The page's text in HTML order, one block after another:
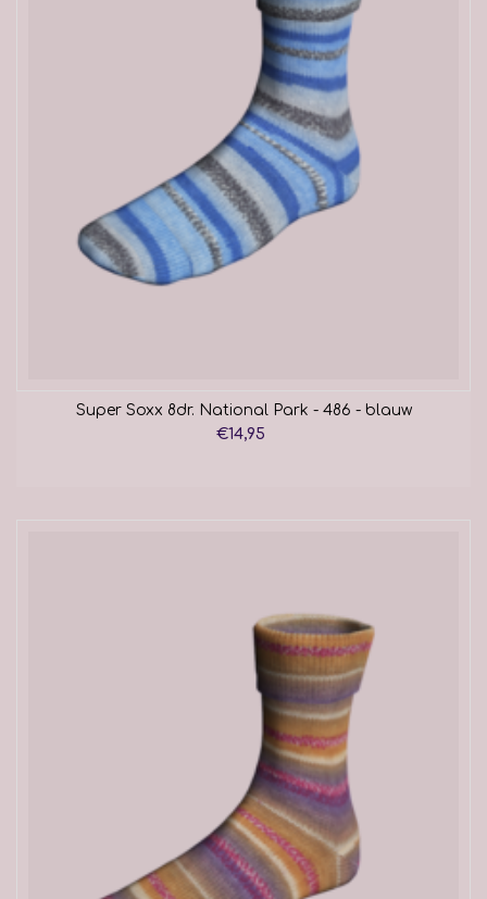
Super Soxx 8dr. National Park - 486 - blauw
€14,95